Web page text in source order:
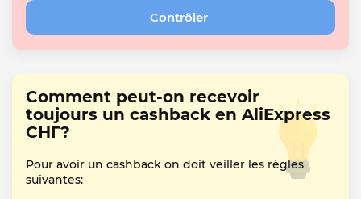
Comment peut-on recevoir
toujours un cashback en AliExpress
СНГ?
Pour avoir un cashback on doit veiller les règles
suivantes: